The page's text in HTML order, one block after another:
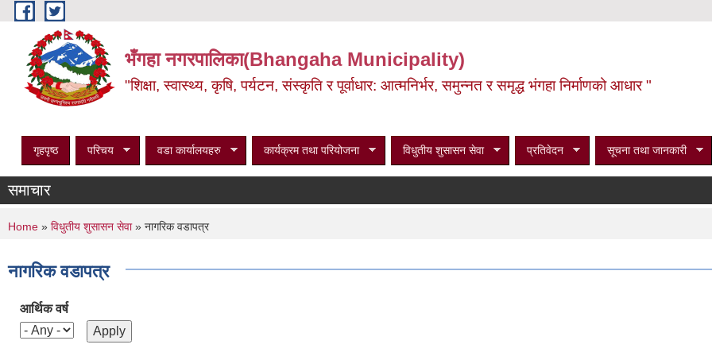
Skip to main content
भँगहा नगरपालिका(Bhangaha Municipality)
"शिक्षा, स्वास्थ्य, कृषि, पर्यटन, संस्कृति र पूर्वाधार: आत्मनिर्भर, समुन्नत र समृद्ध भंगहा निर्माणको आधार "
गृहपृष्ठ परिचय वडा कार्यालयहरु कार्यक्रम तथा परियोजना विधुतीय शुसासन सेवा प्रतिवेदन सूचना तथा जानकारी
समाचार
You are here
Home » विधुतीय शुसासन सेवा» नागरिक वडापत्र
नागरिक वडापत्र
आर्थिक वर्ष